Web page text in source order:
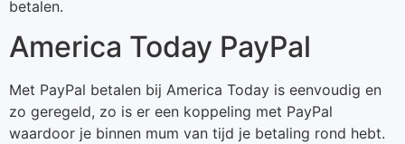
betalen.
America Today PayPal
Met PayPal betalen bij America Today is eenvoudig en
zo geregeld, zo is er een koppeling met PayPal
waardoor je binnen mum van tijd je betaling rond hebt.